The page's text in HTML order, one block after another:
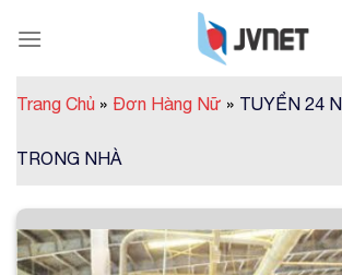
Trang Chủ » Đơn Hàng Nữ » TUYỂN 24
TRONG NHÀ